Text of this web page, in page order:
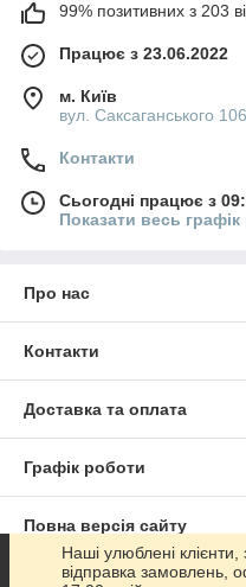
99% позитивних з 203
Працює з 23.06.2022
м. Київ
вул. Саксаганського
Контакти
Сьогодні працює з
Показати весь
Про нас
Контакти
Доставка та оплата
Графік роботи
Повна версія сайту
Наші улюблені
відправка замовлень,